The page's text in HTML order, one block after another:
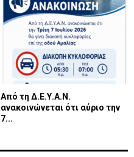
Από τη Δ.Ε.Υ.Α.Ν.
ανακοινώνεται ότι αύριο την
7...